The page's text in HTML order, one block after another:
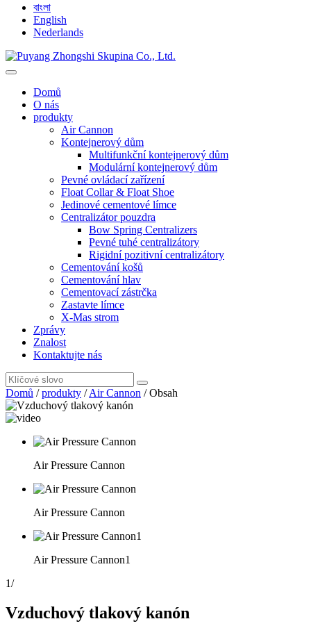
বাংলা
English
Nederlands
Domů
O nás
produkty
Air Cannon
Kontejnerový dům
Multifunkční kontejnerový dům
Modulární kontejnerový dům
Pevné ovládací zařízení
Float Collar & Float Shoe
Jedinové cementové límce
Centralizátor pouzdra
Bow Spring Centralizers
Pevné tuhé centralizátory
Rigidní pozitivní centralizátory
Cementování košů
Cementování hlav
Cementovací zástrčka
Zastavte límce
X-Mas strom
Zprávy
Znalost
Kontaktujte nás
Domů /produkty /Air Cannon /Obsah
Air Pressure Cannon
Air Pressure Cannon
Air Pressure Cannon1
1/
Vzduchový tlakový kanón